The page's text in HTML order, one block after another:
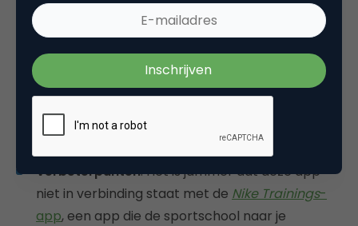
bewust wordt van je algehele fysieke
gezondheid. Iedere beweging wordt gemeten.
Zo kun je jezelf doelen stellen, uitdagingen
aangaan, overwinningbadges sparen en alles
gemakkelijk en ziet eruit zoals je dat van Nike
Verbeterpunten: Het is jammer dat deze app
niet in verbinding staat met de Nike Trainings-
app, een app die de sportschool naar je